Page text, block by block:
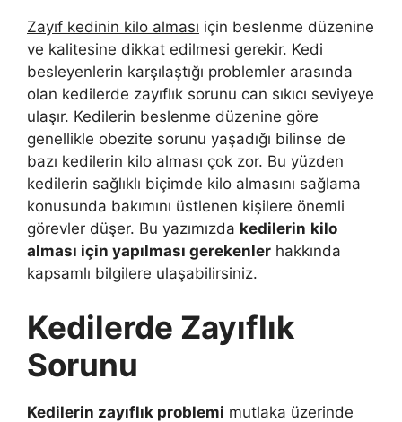
Zayıf kedinin kilo alması için beslenme düzenine
ve kalitesine dikkat edilmesi gerekir. Kedi
besleyenlerin karşılaştığı problemler arasında
olan kedilerde zayıflık sorunu can sıkıcı seviyeye
ulaşır. Kedilerin beslenme düzenine göre
genellikle obezite sorunu yaşadığı bilinse de
bazı kedilerin kilo alması çok zor. Bu yüzden
kedilerin sağlıklı biçimde kilo almasını sağlama
konusunda bakımını üstlenen kişilere önemli
görevler düşer. Bu yazımızda kedilerin kilo
alması için yapılması gerekenler hakkında
kapsamlı bilgilere ulaşabilirsiniz.
Kedilerde Zayıflık
Sorunu
Kedilerin zayıflık problemi mutlaka üzerinde